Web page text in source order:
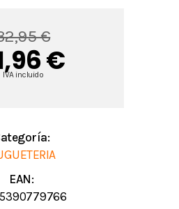
€
€
IVA incluido
EAN: